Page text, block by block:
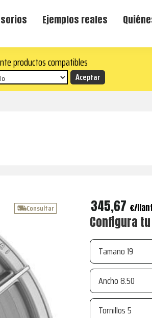
Ejemplos reales
productos compatibles
Consultar 345,67 €
Configura
Tamano
Ancho
Tornillos